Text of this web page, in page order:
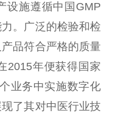
设施遵循中国 GMP
。广泛的检验和检
品符合严格的质量
2015年便获得国家
业务中实施数字化
了其对中医行业技